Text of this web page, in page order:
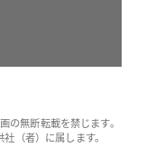
の無断転載を禁じます。
（者）に属します。